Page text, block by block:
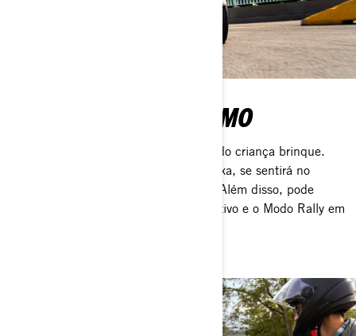
DIVIRTA-SE AO MÁXIMO
O Can-Am Ryker permite que o seu lado criança brinque.
Com uma posição de assento mais baixa, se sentirá no
controlo e enfrentará todas as curvas. Além disso, pode
adicionar emoção com o Modo Desportivo e o Modo Rally em